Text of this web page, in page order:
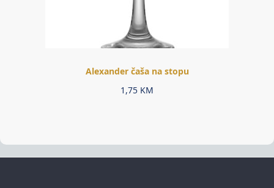
Alexander čaša na stopu
1,75 KM